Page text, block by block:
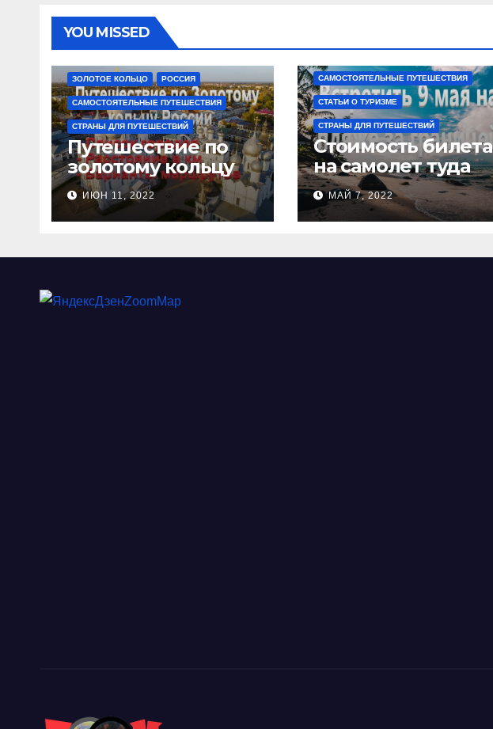
YOU MISSED
ЗОЛОТОЕ КОЛЬЦО РОССИЯ
САМОСТОЯТЕЛЬНЫЕ ПУТЕШЕСТВИЯ
СТРАНЫ ДЛЯ ПУТЕШЕСТВИЙ
Путешествие по
золотому кольцу
ИЮН 11, 2022
САМОСТОЯТЕЛЬНЫЕ ПУТЕШЕСТВИЯ
СТАТЬИ О ТУРИЗМЕ
СТРАНЫ ДЛЯ ПУТЕШЕСТВИЙ
Стоимость билета
на самолет туда
обратно на море в
безвизовые
страны
МАЙ 7, 2022